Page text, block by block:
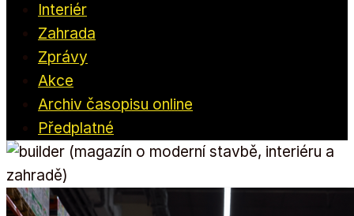
Interiér
Zahrada
Zprávy
Akce
Archiv časopisu online
Předplatné